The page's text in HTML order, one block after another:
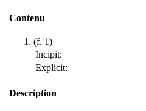
Contenu
(f. 1)
Incipit:
Explicit:
Description